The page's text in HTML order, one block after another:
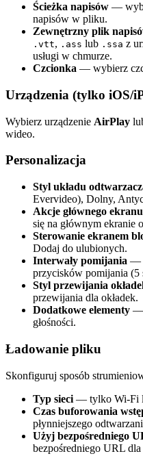
Ścieżka napisów —
napisów w pliku.
Zewnętrzny plik
.vtt, .ass lub .ssa z
usługi w chmurze.
Czcionka — wybierz
Urządzenia (tylko iOS/
Wybierz urządzenie AirPlay
wideo.
Personalizacja
Styl układu
Evervideo), Dolny,
Akcje głównego ekranu
się na głównym ekranie
Sterowanie ekranem
Dodaj do ulubionych.
Interwały pomijania —
przycisków pomijania (5
Styl przewijania
przewijania dla okładek.
Dodatkowe elementy —
głośności.
Ładowanie pliku
Skonfiguruj sposób
Typ sieci — tylko Wi-Fi
Czas buforowania
płynniejszego
Użyj bezpośredniego
bezpośredniego URL dla